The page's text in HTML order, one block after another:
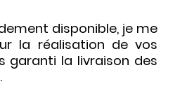
disponible, je me
la réalisation de vos
garanti la livraison des